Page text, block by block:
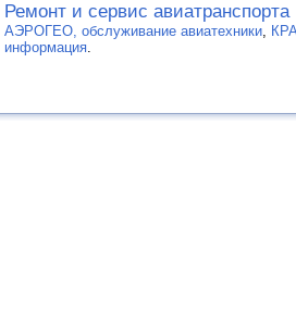
Ремонт и сервис авиатранспорта
АЭРОГЕО, обслуживание авиатехники,
информация.